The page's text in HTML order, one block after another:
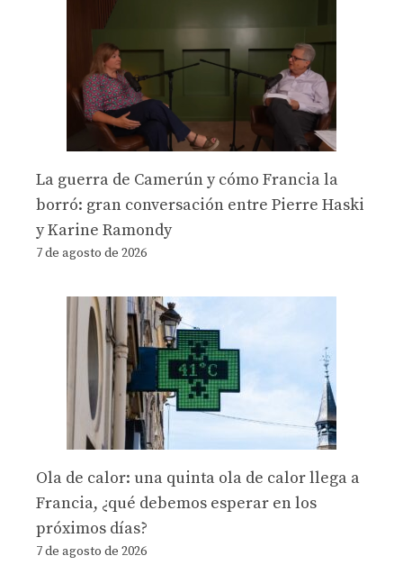
La guerra de Camerún y cómo Francia la
borró: gran conversación entre Pierre Haski
y Karine Ramondy
7 de agosto de 2026
Ola de calor: una quinta ola de calor llega a
Francia, ¿qué debemos esperar en los
próximos días?
7 de agosto de 2026